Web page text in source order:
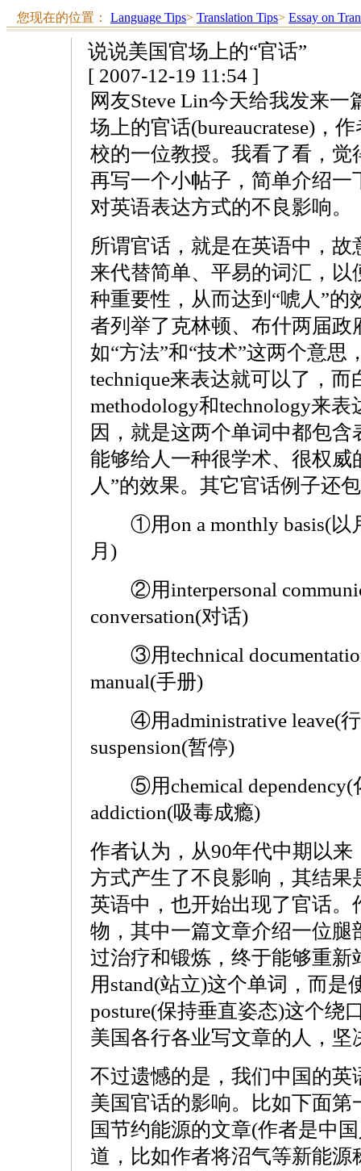
您现在的位置： Language Tips> Translation Tips> Essay on
说说美国官场上的“官话”
[ 2007-12-19 11:54 ]
网友Steve Lin今天给我发来
场上的官话(bureaucratese)，
校的一位教授。我看了看，
再写一个小帖子，简单介绍
对英语表达方式的不良影响。
所谓官话，就是在英语中，
来代替简单、平易的词汇，
种重要性，从而达到“唬人”的
者列举了克林顿、布什两届
如“方法”和“技术”这两个意思
technique来表达就可以了，
methodology和technology来
因，就是这两个单词中都包含
能够给人一种很学术、很权威
人”的效果。其它官话例子还
①用on a monthly basis(以
月)
②用interpersonal
conversation(对话)
③用technical
manual(手册)
④用administrative leave(行
suspension(暂停)
⑤用chemical dependency(
addiction(吸毒成瘾)
作者认为，从90年代中期以
方式产生了不良影响，其结
英语中，也开始出现了官话
物，其中一篇文章介绍一位
过治疗和锻炼，终于能够重
用stand(站立)这个单词，而是
posture(保持垂直姿态)这个绕
美国各行各业写文章的人，坚
不过遗憾的是，我们中国的
美国官话的影响。比如下面
国节约能源的文章(作者是中
道，比如作者将沼气等新能源